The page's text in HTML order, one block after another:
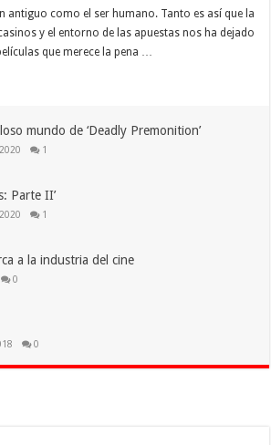
antiguo como el ser humano. Tanto es así que la
y el entorno de las apuestas nos ha dejado
que merece la pena …
mundo de ‘Deadly Premonition’
1
Parte II’
1
a la industria del cine
0
0